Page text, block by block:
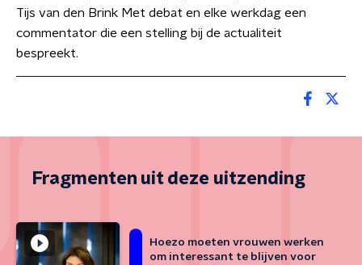
Tijs van den Brink Met debat en elke werkdag een
commentator die een stelling bij de actualiteit
bespreekt.
Fragmenten uit deze uitzending
Hoezo moeten vrouwen werken
om interessant te blijven voor